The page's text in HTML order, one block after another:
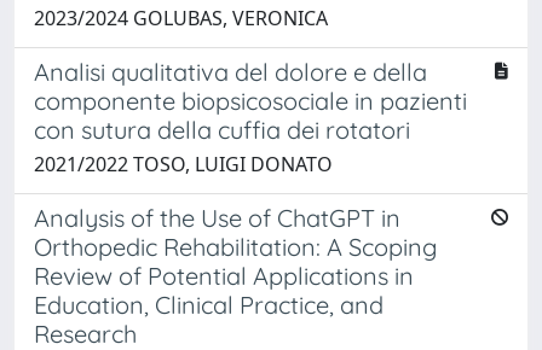
2023/2024 GOLUBAS, VERONICA
Analisi qualitativa del dolore e della
componente biopsicosociale in pazienti
con sutura della cuffia dei rotatori
2021/2022 TOSO, LUIGI DONATO
Analysis of the Use of ChatGPT in
Orthopedic Rehabilitation: A Scoping
Review of Potential Applications in
Education, Clinical Practice, and
Research